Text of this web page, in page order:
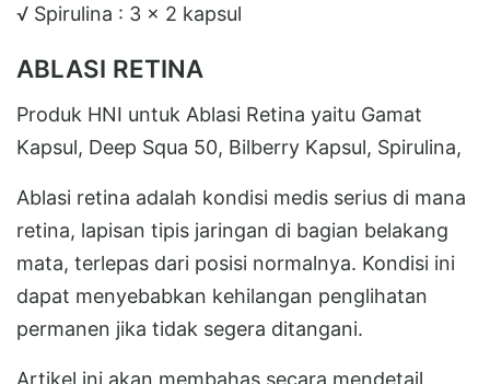
√ Spirulina : 3 x 2 kapsul
ABLASI RETINA
Produk HNI untuk Ablasi Retina yaitu Gamat
Kapsul, Deep Squa 50, Bilberry Kapsul, Spirulina,
Ablasi retina adalah kondisi medis serius di mana
retina, lapisan tipis jaringan di bagian belakang
mata, terlepas dari posisi normalnya. Kondisi ini
dapat menyebabkan kehilangan penglihatan
permanen jika tidak segera ditangani.
Artikel ini akan membahas secara mendetail